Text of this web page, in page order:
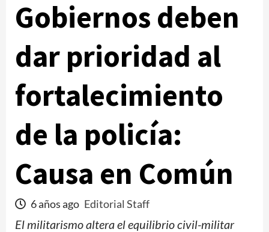
Gobiernos deben
dar prioridad al
fortalecimiento
de la policía:
Causa en Común
6 años ago Editorial Staff
El militarismo altera el equilibrio civil-militar